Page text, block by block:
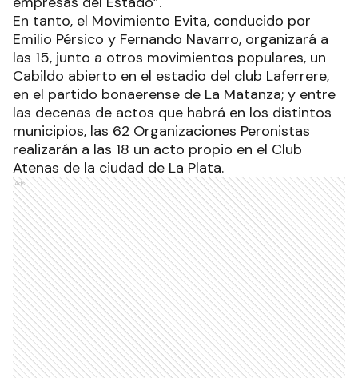
En tanto, el Movimiento Evita, conducido por
Emilio Pérsico y Fernando Navarro, organizará a
las 15, junto a otros movimientos populares, un
Cabildo abierto en el estadio del club Laferrere,
en el partido bonaerense de La Matanza; y entre
las decenas de actos que habrá en los distintos
municipios, las 62 Organizaciones Peronistas
realizarán a las 18 un acto propio en el Club
Atenas de la ciudad de La Plata.
Ads